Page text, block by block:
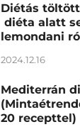
Diétás
diéta alatt
lemondani
2024.12.16
Mediterrán
20 recepttel)